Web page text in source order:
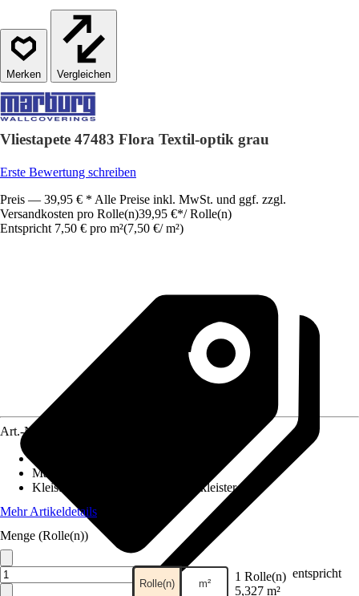
Vergleichen
Vliestapete 47483 Flora Textil-optik grau
Erste Bewertung schreiben
Preis — 39,95 € * Alle Preise inkl. MwSt. und ggf. zzgl.
Versandkosten pro Rolle(n)39,95 €*/ Rolle(n)
Entspricht 7,50 € pro m²(7,50 €/ m²)
Art.-Nr.
Maße (BxH)
Kleisterempfehlung
Vliestapetenkleister
Mehr Artikeldetails
Menge (Rolle(n))
Rolle(n) m² 1 Rolle(n) entspricht
5,327 m²